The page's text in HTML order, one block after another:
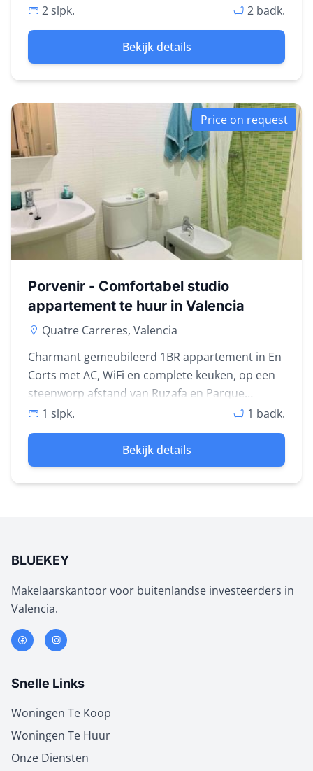
2 slpk.
2 badk.
Bekijk details
Price on request
Porvenir - Comfortabel studio
appartement te huur in Valencia
Quatre Carreres, Valencia
Charmant gemeubileerd 1BR appartement in En
Corts met AC, WiFi en complete keuken, op een
steenworp afstand van Ruzafa en Parque
Central.
1 slpk. 1 badk.
Bekijk details
BLUEKEY
Makelaarskantoor voor buitenlandse investeerders in
Valencia.
Snelle Links
Woningen Te Koop
Woningen Te Huur
Onze Diensten